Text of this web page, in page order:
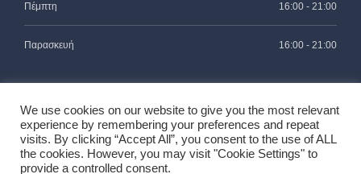
Πέμπτη 16:00 - 21:00
Παρασκευή 16:00 - 21:00
2021 - Μαρίνα Λάσκαρη Ορθοδοντικός MSc. - All rights
We use cookies on our website to give you the most relevant
experience by remembering your preferences and repeat
visits. By clicking “Accept All”, you consent to the use of ALL
the cookies. However, you may visit "Cookie Settings" to
provide a controlled consent.